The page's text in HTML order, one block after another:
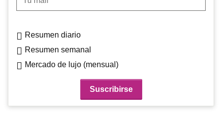
Resumen diario
Resumen semanal
Mercado de lujo (mensual)